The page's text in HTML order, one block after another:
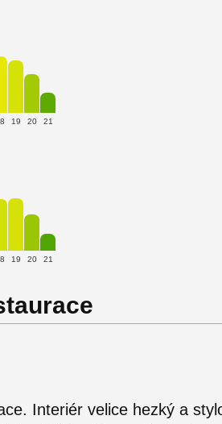
19 20 21
19 20 21
Interiér velice hezký a